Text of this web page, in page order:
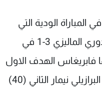
الودية التي
فاز فيها برشلونة على نجوم الدوري الماليزي 3-1 في
فابريغاس الهدف الاول
في الدقيقة 33، قبل ان يضيف البرازيلي نيمار الثاني (40)